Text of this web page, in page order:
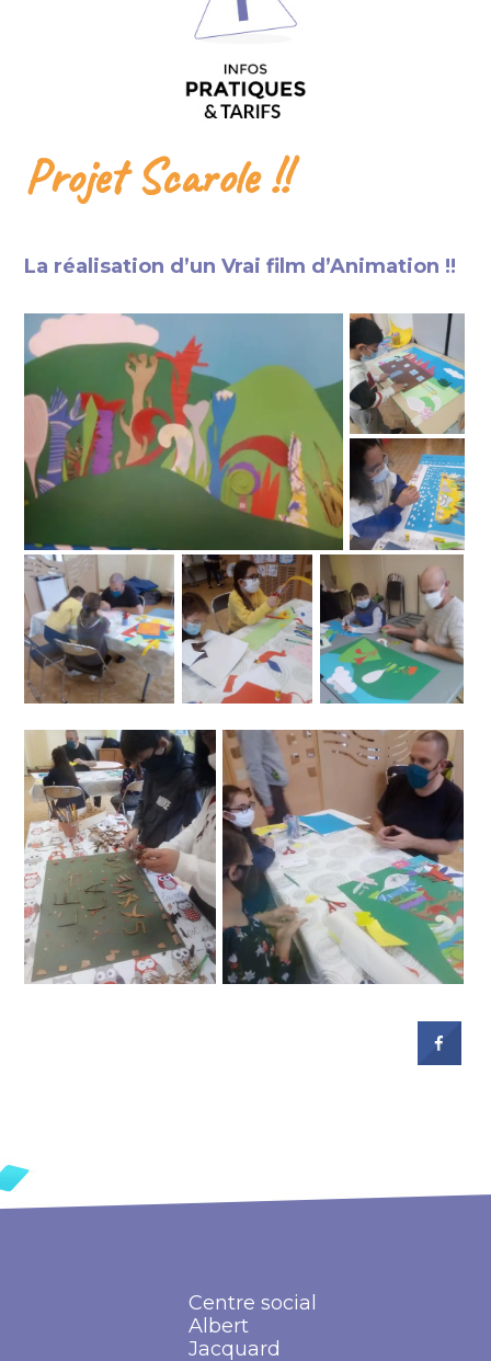
Projet Scarole !!
La réalisation d’un Vrai film d’Animation !!
Centre social
Albert
Jacquard